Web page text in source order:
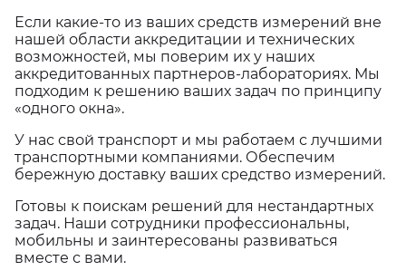
Если какие-то из ваших средств измерений вне
нашей области аккредитации и технических
возможностей, мы поверим их у наших
аккредитованных партнеров-лабораториях. Мы
подходим к решению ваших задач по принципу
«одного окна».
У нас свой транспорт и мы работаем с лучшими
транспортными компаниями. Обеспечим
бережную доставку ваших средство измерений.
Готовы к поискам решений для нестандартных
задач. Наши сотрудники профессиональны,
мобильны и заинтересованы развиваться
вместе с вами.